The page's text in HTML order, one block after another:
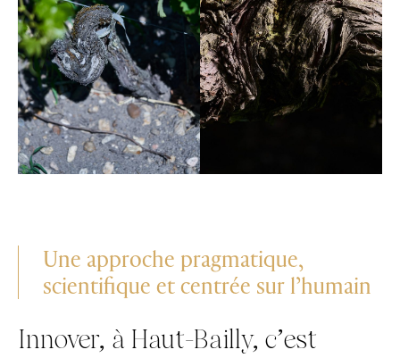
Une approche pragmatique,
scientifique et centrée sur l’humain
Innover, à Haut-Bailly, c’est